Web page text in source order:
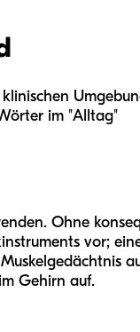
im "Alltag"
Ohne
vor;
Gehirn auf.